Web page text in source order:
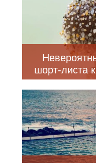
шорт-листа
крупного